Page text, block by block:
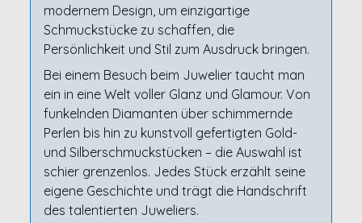
modernem Design, um einzigartige
Schmuckstücke zu schaffen, die
Persönlichkeit und Stil zum Ausdruck bringen.
Bei einem Besuch beim Juwelier taucht man
ein in eine Welt voller Glanz und Glamour. Von
funkelnden Diamanten über schimmernde
Perlen bis hin zu kunstvoll gefertigten Gold-
und Silberschmuckstücken – die Auswahl ist
schier grenzenlos. Jedes Stück erzählt seine
eigene Geschichte und trägt die Handschrift
des talentierten Juweliers.